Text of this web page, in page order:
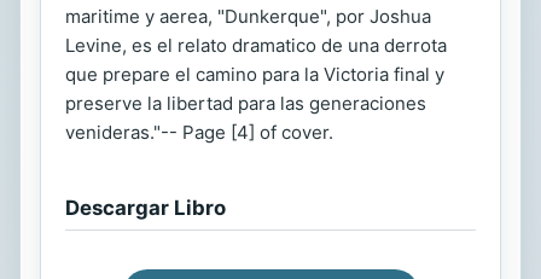
maritime y aerea, "Dunkerque", por Joshua
Levine, es el relato dramatico de una derrota
que prepare el camino para la Victoria final y
preserve la libertad para las generaciones
venideras."-- Page [4] of cover.
Descargar Libro